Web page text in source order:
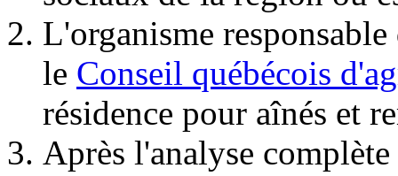
L'organisme
le Conseil québécois
résidence pour aînés et
Après l'analyse